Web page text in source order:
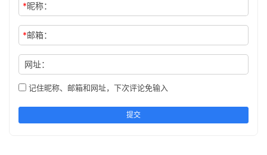
*昵称：
*邮箱：
网址：
记住昵称、邮箱和网址，下次评论免输入
提交